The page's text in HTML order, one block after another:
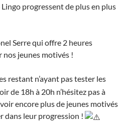
progressent de plus en plus
Serre qui offre 2 heures
nos jeunes motivés !
restant n’ayant pas tester les
de 18h à 20h n’hésitez pas à
encore plus de jeunes motivés
dans leur progression !